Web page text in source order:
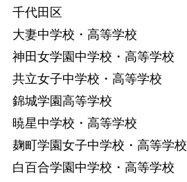
千代田区
大妻中学校・高等学校
神田女学園中学校・高等学校
共立女子中学校・高等学校
錦城学園高等学校
暁星中学校・高等学校
麹町学園女子中学校・高等学校
白百合学園中学校・高等学校